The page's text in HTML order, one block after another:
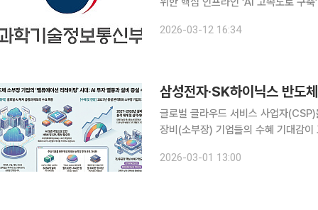
AI 모델이 고도화됨에 따라 GPU는
2026-03-12 16:34
글로벌 클라우드 서비스 사업자
장비(소부장) 기업들의 수혜 기대감
존, 구글, 메타, 마이크로소프트 등
2026-03-01 13:00